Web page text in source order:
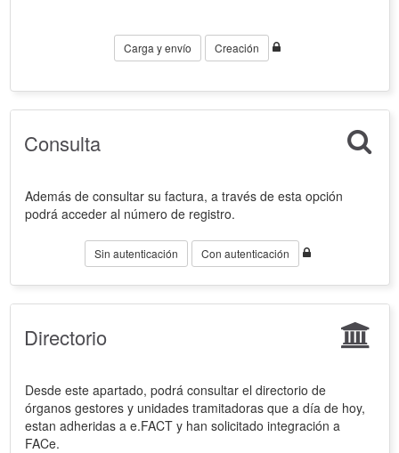
Carga y envío Creación
Consulta
Además de consultar su factura, a través de esta opción
podrá acceder al número de registro.
Sin autenticación Con autenticación
Directorio
Desde este apartado, podrá consultar el directorio de
órganos gestores y unidades tramitadoras que a día de hoy,
estan adheridas a e.FACT y han solicitado integración a
FACe.